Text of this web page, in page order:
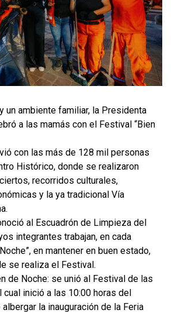
un ambiente familiar, la Presidenta
a las mamás con el Festival “Bien
con las más de 128 mil personas
Histórico, donde se realizaron
recorridos culturales,
y la ya tradicional Vía
al Escuadrón de Limpieza del
integrantes trabajan, en cada
en mantener en buen estado,
se realiza el Festival.
de Noche: se unió al Festival de las
cual inició a las 10:00 horas del
la inauguración de la Feria